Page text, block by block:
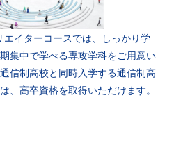
エイターコースでは、しっかり学
集中で学べる専攻学科をご用意い
信制高校と同時入学する通信制高
、高卒資格を取得いただけます。